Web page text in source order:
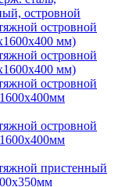
островной
островной
мм)
островной
мм)
островной
островной
пристенный